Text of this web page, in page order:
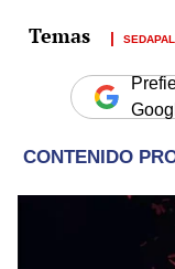
SEDAPAL